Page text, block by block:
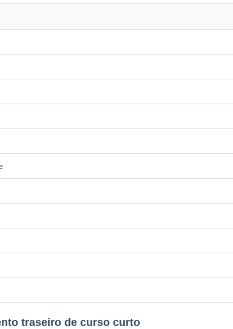
traseiro de curso curto